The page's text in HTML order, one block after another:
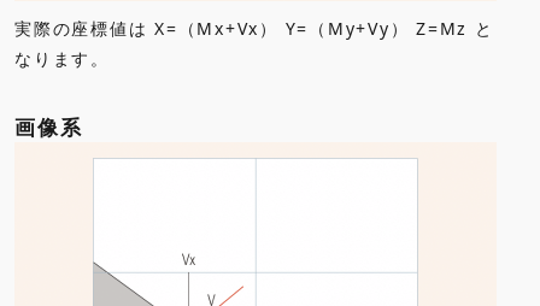
実際の座標値は X=（Mx+Vx） Y=（My+Vy） Z=Mz と
なります。
画像系